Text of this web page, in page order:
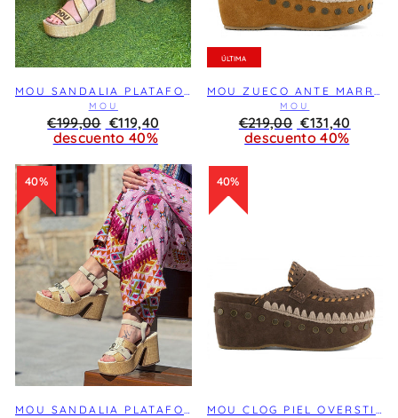
MOU SANDALIA PLATAFORMA RAFIA LACE-UP NATURAL
MOU
Precio
habitual
€199,00 REBAJA
€119,40
descuento 40%
ÚLTIMA
MOU ZUECO ANTE MARRÓN COG
MOU
Precio
habitual
€219,00 REBAJA
€131,40
descuento 40%
40%
MOU SANDALIA PLATAFORMA RAFIA CINTA TOBILLO CHALK
40%
MOU CLOG PIEL OVERSTITCHING MARRÓN CHOCOLATE